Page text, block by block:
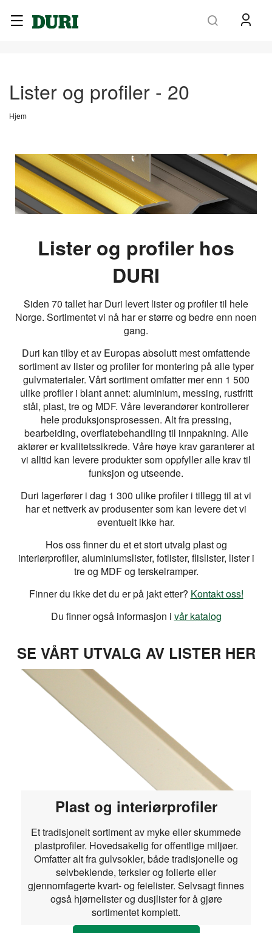
Lister og profiler - 20
Hjem
Lister og profiler hos
DURI
Siden 70 tallet har Duri levert lister og profiler til hele
Norge. Sortimentet vi nå har er større og bedre enn noen
gang.
Duri kan tilby et av Europas absolutt mest omfattende
sortiment av lister og profiler for montering på alle typer
gulvmaterialer. Vårt sortiment omfatter mer enn 1 500
ulike profiler i blant annet: aluminium, messing, rustfritt
stål, plast, tre og MDF. Våre leverandører kontrollerer
hele produksjonsprosessen. Alt fra pressing,
bearbeiding, overflatebehandling til innpakning. Alle
aktører er kvalitetssikrede. Våre høye krav garanterer at
vi alltid kan levere produkter som oppfyller alle krav til
funksjon og utseende.
Duri lagerfører i dag 1 300 ulike profiler i tillegg til at vi
har et nettverk av produsenter som kan levere det vi
eventuelt ikke har.
Hos oss finner du et et stort utvalg plast og
interiørprofiler, aluminiumslister, fotlister, flislister, lister i
tre og MDF og terskelramper.
Finner du ikke det du er på jakt etter? Kontakt oss!
Du finner også informasjon i vår katalog
SE VÅRT UTVALG AV LISTER HER
Plast og interiørprofiler
Et tradisjonelt sortiment av myke eller skummede
plastprofiler. Hovedsakelig for offentlige miljøer.
Omfatter alt fra gulvsokler, både tradisjonelle og
selvbeklende, terksler og folierte eller
gjennomfagerte kvart- og feielister. Selvsagt finnes
også hjørnelister og dusjlister for å gjøre
sortimentet komplett.